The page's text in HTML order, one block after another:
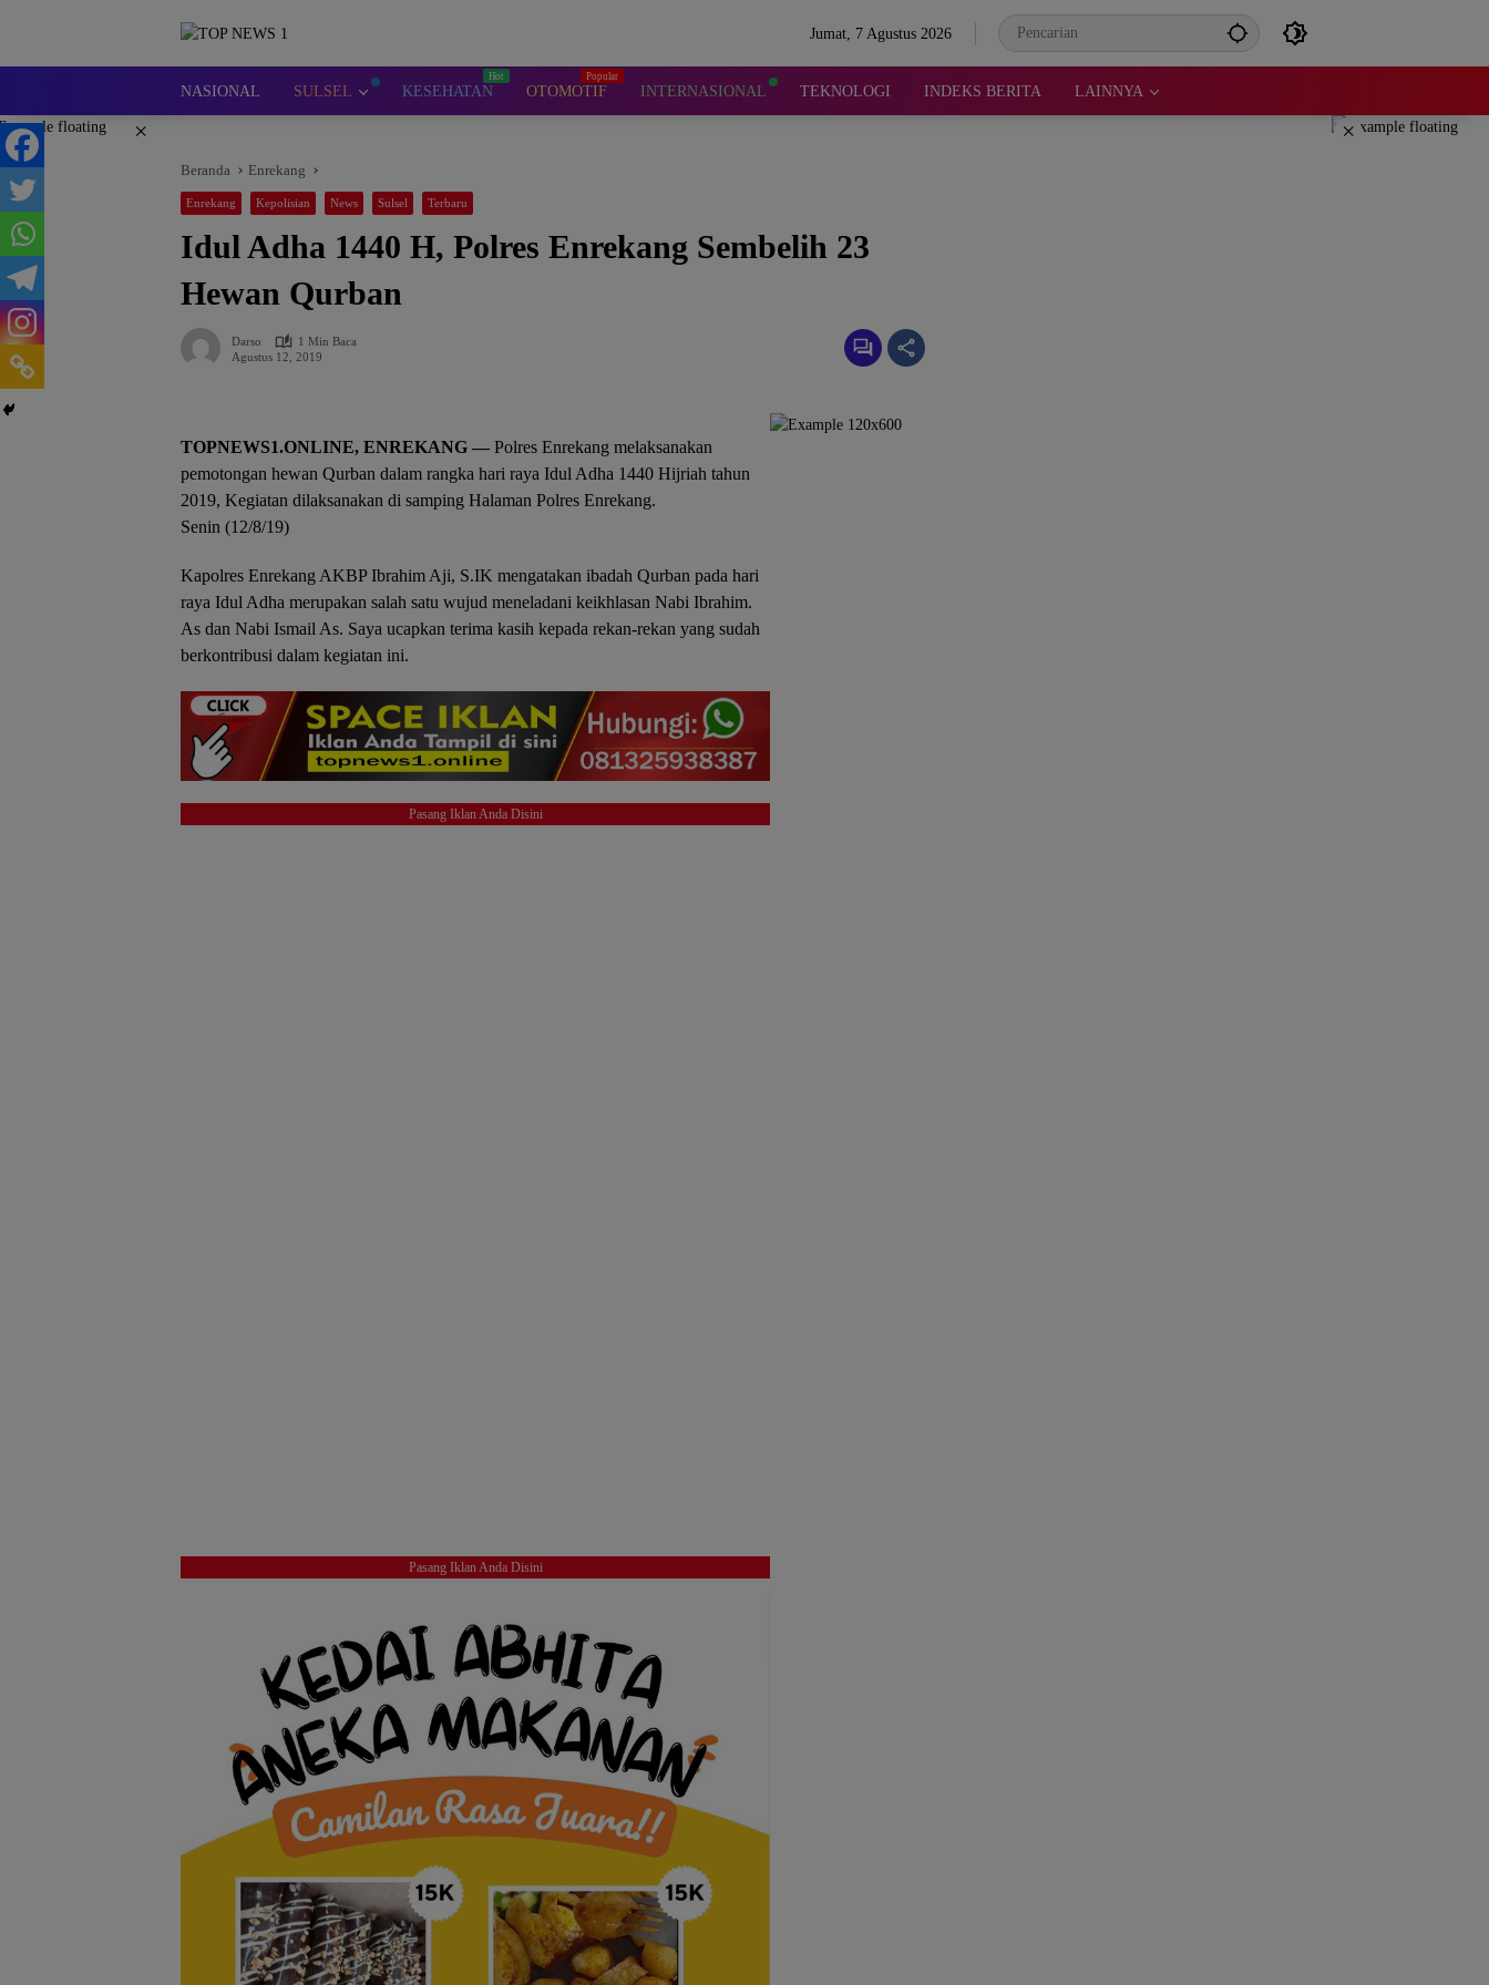
Jumat, 7 Agustus 2026
NASIONAL SULSEL KESEHATAN OTOMOTIF INTERNASIONAL TEKNOLOGI INDEKS BERITA LAINNYA
× ×
Beranda Enrekang
Enrekang Kepolisian News Sulsel Terbaru
Idul Adha 1440 H, Polres Enrekang Sembelih 23
Hewan Qurban
Darso
1 Min Baca
Agustus 12, 2019
TOPNEWS1.ONLINE, ENREKANG — Polres Enrekang melaksanakan
pemotongan hewan Qurban dalam rangka hari raya Idul Adha 1440 Hijriah tahun
2019, Kegiatan dilaksanakan di samping Halaman Polres Enrekang.
Senin (12/8/19)
Kapolres Enrekang AKBP Ibrahim Aji, S.IK mengatakan ibadah Qurban pada hari
raya Idul Adha merupakan salah satu wujud meneladani keikhlasan Nabi Ibrahim.
As dan Nabi Ismail As. Saya ucapkan terima kasih kepada rekan-rekan yang sudah
berkontribusi dalam kegiatan ini.
Pasang Iklan Anda Disini
Pasang Iklan Anda Disini